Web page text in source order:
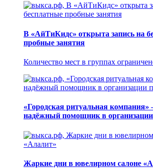
В «АйТиКидс» открыта запись на
пробные занятия
Количество мест в группах
«Городская ритуальная
надёжный помощник в организации
Жаркие дни в ювелирном салоне